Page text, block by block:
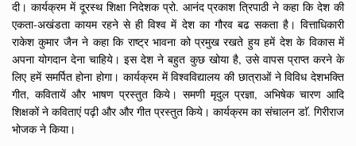
दी। कार्यक्रम में दूरस्थ शिक्षा निदेशक प्रो. आनंद प्रकाश त्रिपाठी ने कहा कि देश की
एकता-अखंडता कायम रहने से ही विश्व में देश का गौरव बढ सकता है। वित्ताधिकारी
राकेश कुमार जैन ने कहा कि राष्ट्र भावना को प्रमुख रखते हुय हमें देश के विकास में
अपना योगदान देना चाहिये। इस देश ने बहुत कुछ खोया है, उसे वापस प्राप्त करने के
लिए हमें समर्पित होना होगा। कार्यक्रम में विश्वविद्यालय की छात्राओं ने विविध देशभक्ति
गीत, कवितायें और भाषण प्रस्तुत किये। समणी मृदुल प्रज्ञा, अभिषेक चारण आदि
शिक्षकों ने कविताएं पढ़ी और और गीत प्रस्तुत किये। कार्यक्रम का संचालन डाॅ. गिरीराज
भोजक ने किया।